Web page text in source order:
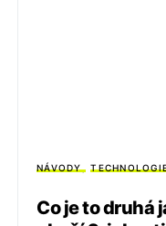
NÁVODY
Co je to druhá